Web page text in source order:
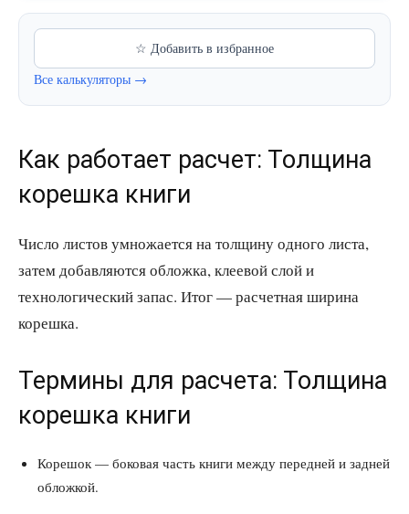
☆ Добавить в избранное
Все калькуляторы →
Как работает расчет: Толщина
корешка книги
Число листов умножается на толщину одного листа,
затем добавляются обложка, клеевой слой и
технологический запас. Итог — расчетная ширина
корешка.
Термины для расчета: Толщина
корешка книги
Корешок — боковая часть книги между передней и задней
обложкой.